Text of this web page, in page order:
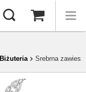
Biżuteria Srebrna